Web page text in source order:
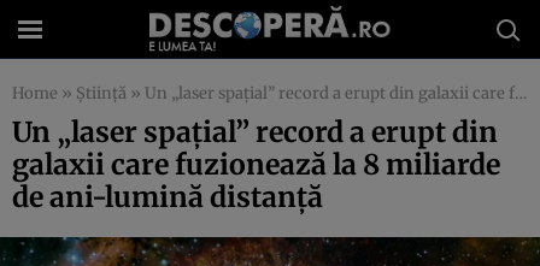
Home » Știință » Un „laser spațial” record a erupt din galaxii care fuzionează la 8 miliarde de ani-lumină distanță
Un „laser spațial” record a erupt din
galaxii care fuzionează la 8 miliarde
de ani-lumină distanță